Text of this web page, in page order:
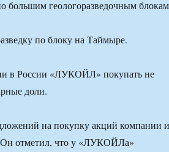
большим геологоразведочным
по блоку на Таймыре.
в России «ЛУКОЙЛ» покупать не
доли.
на покупку акций компании и
Он отметил, что у «ЛУКОЙЛа»